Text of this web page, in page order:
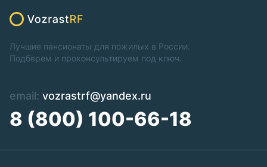
Лучшие пансионаты для пожилых в России.
Подберем и проконсультируем под ключ.
email: vozrastrf@yandex.ru
8 (800) 100-66-18